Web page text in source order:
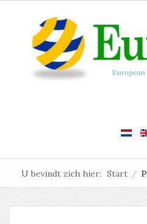
U bevindt zich hier: Start /